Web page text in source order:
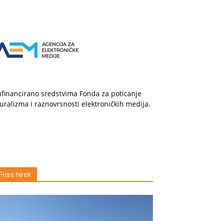
sredstvima Fonda za poticanje
i raznovrsnosti elektroničkih medija.
Friss hírek